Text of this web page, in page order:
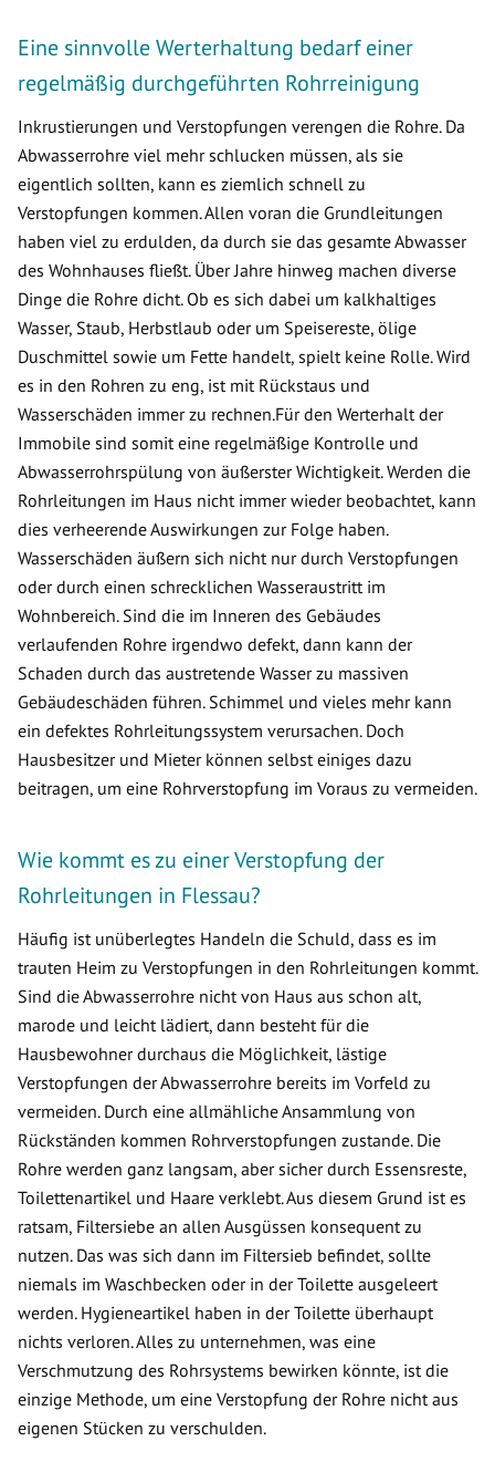
Eine sinnvolle Werterhaltung bedarf einer
regelmäßig durchgeführten Rohrreinigung
Inkrustierungen und Verstopfungen verengen die Rohre. Da
Abwasserrohre viel mehr schlucken müssen, als sie
eigentlich sollten, kann es ziemlich schnell zu
Verstopfungen kommen. Allen voran die Grundleitungen
haben viel zu erdulden, da durch sie das gesamte Abwasser
des Wohnhauses fließt. Über Jahre hinweg machen diverse
Dinge die Rohre dicht. Ob es sich dabei um kalkhaltiges
Wasser, Staub, Herbstlaub oder um Speisereste, ölige
Duschmittel sowie um Fette handelt, spielt keine Rolle. Wird
es in den Rohren zu eng, ist mit Rückstaus und
Wasserschäden immer zu rechnen.Für den Werterhalt der
Immobile sind somit eine regelmäßige Kontrolle und
Abwasserrohrspülung von äußerster Wichtigkeit. Werden die
Rohrleitungen im Haus nicht immer wieder beobachtet, kann
dies verheerende Auswirkungen zur Folge haben.
Wasserschäden äußern sich nicht nur durch Verstopfungen
oder durch einen schrecklichen Wasseraustritt im
Wohnbereich. Sind die im Inneren des Gebäudes
verlaufenden Rohre irgendwo defekt, dann kann der
Schaden durch das austretende Wasser zu massiven
Gebäudeschäden führen. Schimmel und vieles mehr kann
ein defektes Rohrleitungssystem verursachen. Doch
Hausbesitzer und Mieter können selbst einiges dazu
beitragen, um eine Rohrverstopfung im Voraus zu vermeiden.
Wie kommt es zu einer Verstopfung der
Rohrleitungen in Flessau?
Häufig ist unüberlegtes Handeln die Schuld, dass es im
trauten Heim zu Verstopfungen in den Rohrleitungen kommt.
Sind die Abwasserrohre nicht von Haus aus schon alt,
marode und leicht lädiert, dann besteht für die
Hausbewohner durchaus die Möglichkeit, lästige
Verstopfungen der Abwasserrohre bereits im Vorfeld zu
vermeiden. Durch eine allmähliche Ansammlung von
Rückständen kommen Rohrverstopfungen zustande. Die
Rohre werden ganz langsam, aber sicher durch Essensreste,
Toilettenartikel und Haare verklebt. Aus diesem Grund ist es
ratsam, Filtersiebe an allen Ausgüssen konsequent zu
nutzen. Das was sich dann im Filtersieb befindet, sollte
niemals im Waschbecken oder in der Toilette ausgeleert
werden. Hygieneartikel haben in der Toilette überhaupt
nichts verloren. Alles zu unternehmen, was eine
Verschmutzung des Rohrsystems bewirken könnte, ist die
einzige Methode, um eine Verstopfung der Rohre nicht aus
eigenen Stücken zu verschulden.